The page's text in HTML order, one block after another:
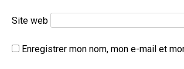
Site web
Enregistrer mon nom, mon e-mail et